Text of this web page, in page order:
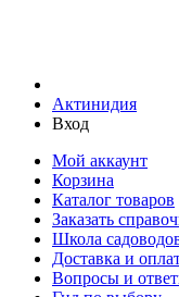
Актинидия
Вход
Мой аккаунт
Корзина
Каталог товаров
Заказать
Школа
Доставка и
Вопросы и